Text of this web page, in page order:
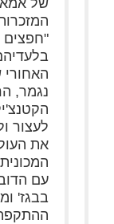
של אמא
"חפצים
האחורי
נגמר,
לעצור
את
עם
בבגז'